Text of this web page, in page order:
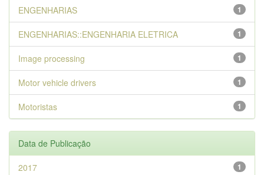
1
ENGENHARIAS
1
ENGENHARIAS::ENGENHARIA ELETRICA
1
Image processing
1
Motor vehicle drivers
1
Motoristas
Data de Publicação
1
2017